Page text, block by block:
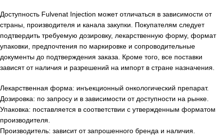
Доступность Fulvenat Injection может отличаться в зависимости от
страны, производителя и канала закупки. Покупателям следует
подтвердить требуемую дозировку, лекарственную форму, формат
упаковки, предпочтения по маркировке и сопроводительные
документы до подтверждения заказа. Кроме того, все поставки
зависят от наличия и разрешений на импорт в стране назначения.
Лекарственная форма: инъекционный онкологический препарат.
Дозировка: по запросу и в зависимости от доступности на рынке.
Упаковка: поставляется в соответствии с утвержденным форматом
производителя.
Производитель: зависит от запрошенного бренда и наличия.